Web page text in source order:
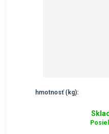
hmotnosť (kg):